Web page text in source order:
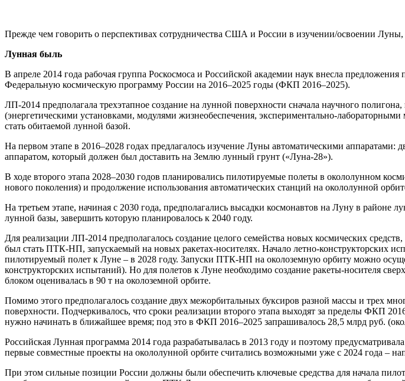
Прежде чем говорить о перспективах сотрудничества США и России в изучении/освоении Луны,
Лунная быль
В апреле 2014 года рабочая группа Роскосмоса и Российской академии наук внесла
Федеральную космическую программу России на 2016–2025 годы (ФКП 2016–2025).
ЛП-2014 предполагала трехэтапное создание на лунной поверхности сначала научного
(энергетическими установками, модулями жизнеобеспечения, экспериментально-
стать обитаемой лунной базой.
На первом этапе в 2016–2028 годах предлагалось изучение Луны автоматическими
аппаратом, который должен был доставить на Землю лунный грунт («Луна-28»).
В ходе второго этапа 2028–2030 годов планировались пилотируемые полеты в окололунном
нового поколения) и продолжение использования автоматических станций на окололунной
На третьем этапе, начиная с 2030 года, предполагались высадки космонавтов на Луну в
лунной базы, завершить которую планировалось к 2040 году.
Для реализации ЛП-2014 предполагалось создание целого семейства новых космических
был стать ПТК-НП, запускаемый на новых ракетах-носителях. Начало летно-конструкторских
пилотируемый полет к Луне – в 2028 году. Запуски ПТК-НП на околоземную орбиту можно
конструкторских испытаний). Но для полетов к Луне необходимо создание ракеты-носителя
блоком оценивалась в 90 т на околоземной орбите.
Помимо этого предполагалось создание двух межорбитальных буксиров разной массы и трех
поверхности. Подчеркивалось, что сроки реализации второго этапа выходят за пределы ФКП
нужно начинать в ближайшее время; под это в ФКП 2016–2025 запрашивалось 28,5 млрд руб.
Российская Лунная программа 2014 года разрабатывалась в 2013 году и поэтому
первые совместные проекты на окололунной орбите считались возможными уже с 2024 года –
При этом сильные позиции России должны были обеспечить ключевые средства для начала